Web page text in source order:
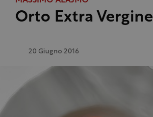
Orto Extra Vergine
20 Giugno 2016